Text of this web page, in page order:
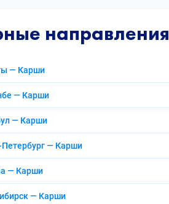
направления
— Карши
— Карши
— Карши
Петербург — Карши
— Карши
— Карши